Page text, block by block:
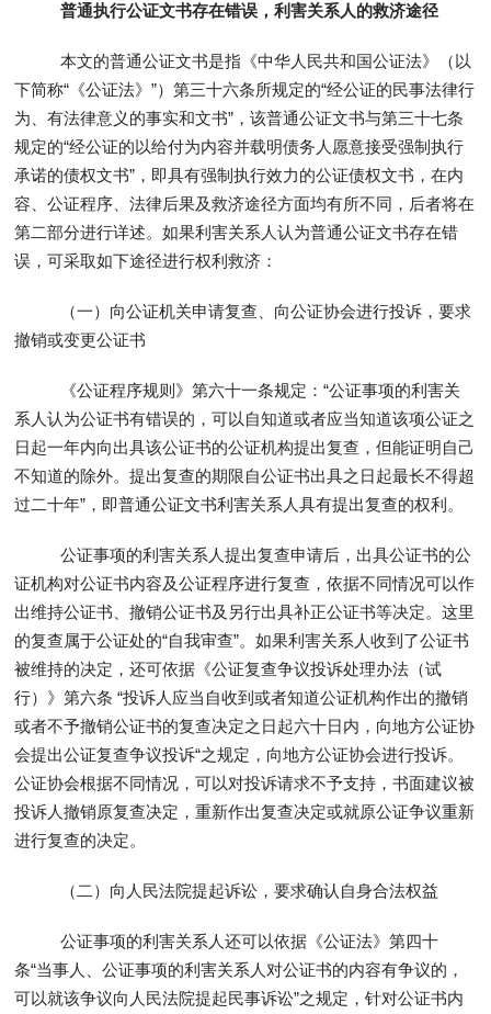
普通执行公证文书存在错误，利害关系人的救济途径
本文的普通公证文书是指《中华人民共和国公证法》（以
下简称“《公证法》”）第三十六条所规定的“经公证的民事法律行
为、有法律意义的事实和文书”，该普通公证文书与第三十七条
规定的“经公证的以给付为内容并载明债务人愿意接受强制执行
承诺的债权文书”，即具有强制执行效力的公证债权文书，在内
容、公证程序、法律后果及救济途径方面均有所不同，后者将在
第二部分进行详述。如果利害关系人认为普通公证文书存在错
误，可采取如下途径进行权利救济：
（一）向公证机关申请复查、向公证协会进行投诉，要求
撤销或变更公证书
《公证程序规则》第六十一条规定：“公证事项的利害关
系人认为公证书有错误的，可以自知道或者应当知道该项公证之
日起一年内向出具该公证书的公证机构提出复查，但能证明自己
不知道的除外。提出复查的期限自公证书出具之日起最长不得超
过二十年”，即普通公证文书利害关系人具有提出复查的权利。
公证事项的利害关系人提出复查申请后，出具公证书的公
证机构对公证书内容及公证程序进行复查，依据不同情况可以作
出维持公证书、撤销公证书及另行出具补正公证书等决定。这里
的复查属于公证处的“自我审查”。如果利害关系人收到了公证书
被维持的决定，还可依据《公证复查争议投诉处理办法（试
行）》第六条 “投诉人应当自收到或者知道公证机构作出的撤销
或者不予撤销公证书的复查决定之日起六十日内，向地方公证协
会提出公证复查争议投诉“之规定，向地方公证协会进行投诉。
公证协会根据不同情况，可以对投诉请求不予支持，书面建议被
投诉人撤销原复查决定，重新作出复查决定或就原公证争议重新
进行复查的决定。
（二）向人民法院提起诉讼，要求确认自身合法权益
公证事项的利害关系人还可以依据《公证法》第四十
条“当事人、公证事项的利害关系人对公证书的内容有争议的，
可以就该争议向人民法院提起民事诉讼”之规定，针对公证书内